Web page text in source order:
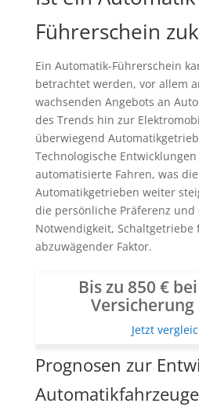
Führerschein
Ein Automatik-Führerschein
betrachtet werden, vor allem
wachsenden Angebots an
des Trends hin zur
überwiegend
Technologische
automatisierte Fahren, was
Automatikgetrieben weiter
die persönliche Präferenz
Notwendigkeit, Schaltgetriebe
abzuwägender Faktor.
Bis zu 850 €
Versicherung
Jetzt
Prognosen zur